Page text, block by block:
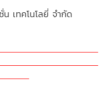
น เทคโนโลยี่ จำกัด